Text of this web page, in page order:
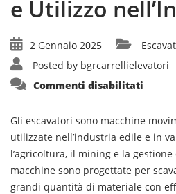
e Utilizzo
2 Gennaio 2025
Posted by bgrcarrellielevatori
Commenti disabilitati
Tipi
e
Gli escavatori sono macchine
utilizzate nell’industria edile e in
l’agricoltura, il mining e la
macchine sono progettate per
grandi quantità di materiale con